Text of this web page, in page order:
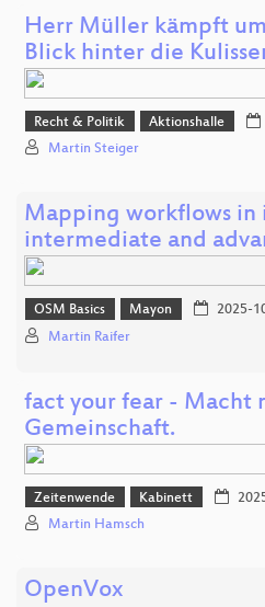
Herr Müller kämpft
Blick hinter die
Recht & Politik Aktionshalle
Martin Steiger
Mapping workflows in
intermediate and
OSM Basics Mayon 2025-
Martin Raifer
fact your fear - Macht
Gemeinschaft.
Zeitenwende Kabinett
Martin Hamsch
OpenVox